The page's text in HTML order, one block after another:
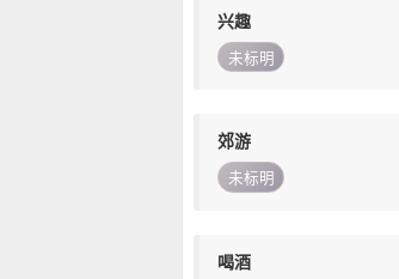
兴趣
未标明
郊游
未标明
喝酒